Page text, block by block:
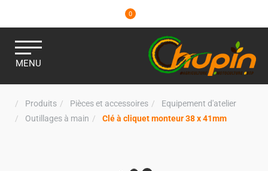
0
MENU
Produits Pièces et accessoires
Equipement d'atelier
Outillages à main
Clé à cliquet monteur 38 x 41mm